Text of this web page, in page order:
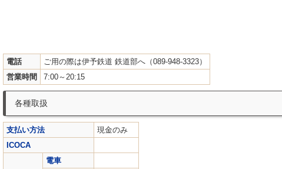
電話
ご用の際は伊予鉄道 鉄道部へ（089-948-3323）
営業時間
7:00～20:15
各種取扱
支払い方法
現金のみ
ICOCA
電車